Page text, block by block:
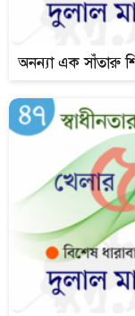
অনন্যা এক সাঁতারু